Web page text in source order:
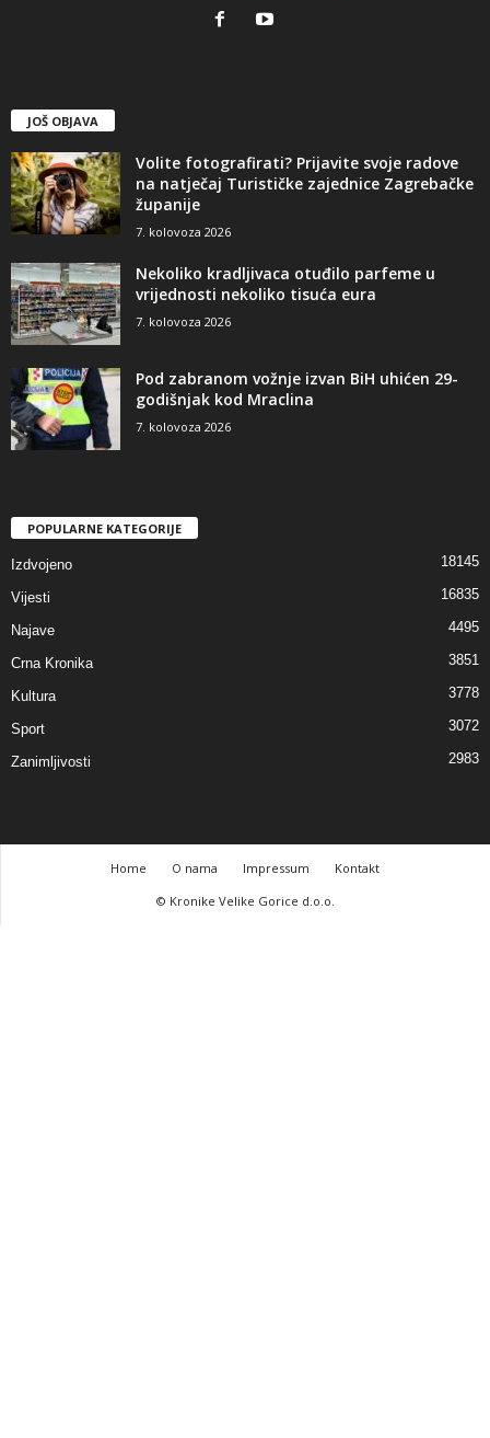
JOŠ OBJAVA
Volite fotografirati? Prijavite svoje radove
na natječaj Turističke zajednice Zagrebačke
županije
7. kolovoza 2026
Nekoliko kradljivaca otuđilo parfeme u
vrijednosti nekoliko tisuća eura
7. kolovoza 2026
Pod zabranom vožnje izvan BiH uhićen 29-
godišnjak kod Mraclina
7. kolovoza 2026
POPULARNE KATEGORIJE
Izdvojeno 18145
Vijesti 16835
Najave 4495
Crna Kronika 3851
Kultura 3778
Sport 3072
Zanimljivosti 2983
Home O nama Impressum
Kontakt
© Kronike Velike Gorice d.o.o.